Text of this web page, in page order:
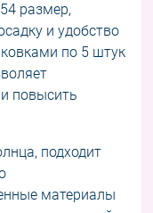
размер,
и удобство
по 5 штук
повысить
подходит
материалы